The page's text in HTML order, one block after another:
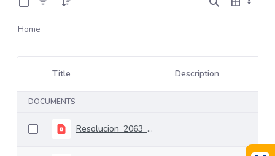
Home
Item Selection
Title Description
DOCUMENTS
Resolucion_2063_agosto_04_2022